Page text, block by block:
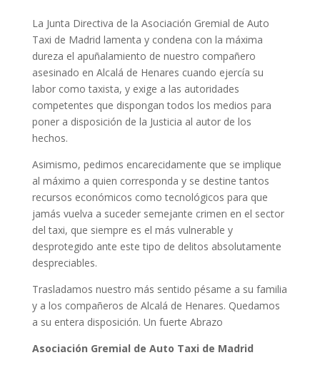
La Junta Directiva de la Asociación Gremial de Auto
Taxi de Madrid lamenta y condena con la máxima
dureza el apuñalamiento de nuestro compañero
asesinado en Alcalá de Henares cuando ejercía su
labor como taxista, y exige a las autoridades
competentes que dispongan todos los medios para
poner a disposición de la Justicia al autor de los
hechos.
Asimismo, pedimos encarecidamente que se implique
al máximo a quien corresponda y se destine tantos
recursos económicos como tecnológicos para que
jamás vuelva a suceder semejante crimen en el sector
del taxi, que siempre es el más vulnerable y
desprotegido ante este tipo de delitos absolutamente
despreciables.
Trasladamos nuestro más sentido pésame a su familia
y a los compañeros de Alcalá de Henares. Quedamos
a su entera disposición. Un fuerte Abrazo
Asociación Gremial de Auto Taxi de Madrid